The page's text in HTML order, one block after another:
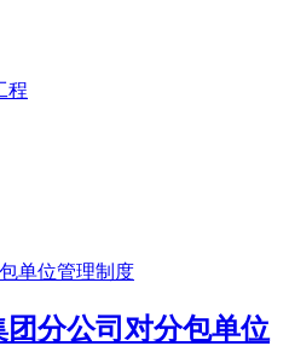
程
团分公司对分包单位